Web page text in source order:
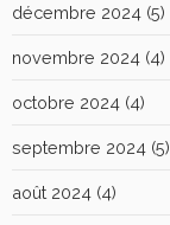
décembre 2024 (5)
novembre 2024 (4)
octobre 2024 (4)
septembre 2024 (5)
août 2024 (4)